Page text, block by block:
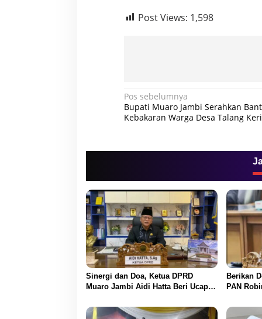
Post Views: 1,598
N
a
i
a
s
i
p
o
s
Pos sebelumnya
Bupati Muaro Jambi Serahkan
Kebakaran Warga Desa Talang
Sinergi dan Doa, Ketua DPRD
Muaro Jambi Aidi Hatta Beri Ucapan
Berikan
PAN